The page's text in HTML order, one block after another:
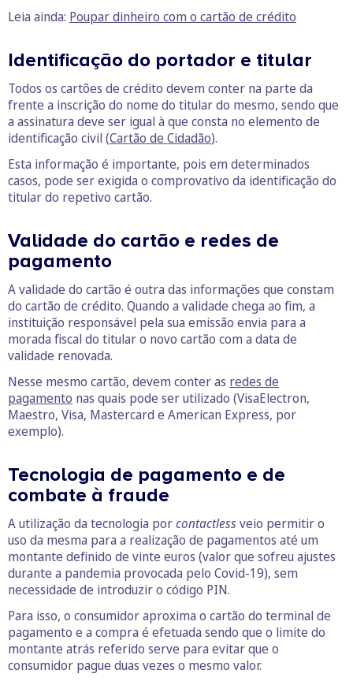
Leia ainda: Poupar dinheiro com o cartão de crédito
Identificação do portador e titular
Todos os cartões de crédito devem conter na parte da
frente a inscrição do nome do titular do mesmo, sendo que
a assinatura deve ser igual à que consta no elemento de
identificação civil (Cartão de Cidadão).
Esta informação é importante, pois em determinados
casos, pode ser exigida o comprovativo da identificação do
titular do repetivo cartão.
Validade do cartão e redes de
pagamento
A validade do cartão é outra das informações que constam
do cartão de crédito. Quando a validade chega ao fim, a
instituição responsável pela sua emissão envia para a
morada fiscal do titular o novo cartão com a data de
validade renovada.
Nesse mesmo cartão, devem conter as redes de
pagamento nas quais pode ser utilizado (VisaElectron,
Maestro, Visa, Mastercard e American Express, por
exemplo).
Tecnologia de pagamento e de
combate à fraude
A utilização da tecnologia porcontactlessveio permitir o
uso da mesma para a realização de pagamentos até um
montante definido de vinte euros (valor que sofreu ajustes
durante a pandemia provocada pelo Covid-19), sem
necessidade de introduzir o código PIN.
Para isso, o consumidor aproxima o cartão do terminal de
pagamento e a compra é efetuada sendo que o limite do
montante atrás referido serve para evitar que o
consumidor pague duas vezes o mesmo valor.